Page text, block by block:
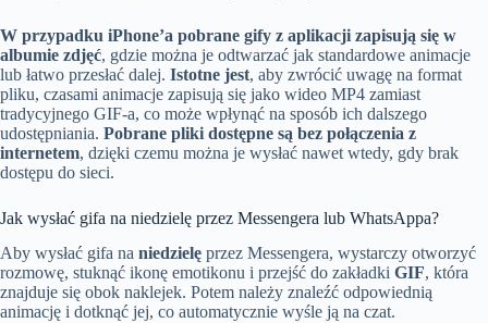
W przypadku iPhone’a pobrane gify z aplikacji zapisują się w
albumie zdjęć, gdzie można je odtwarzać jak standardowe animacje
lub łatwo przesłać dalej. Istotne jest, aby zwrócić uwagę na format
pliku, czasami animacje zapisują się jako wideo MP4 zamiast
tradycyjnego GIF-a, co może wpłynąć na sposób ich dalszego
udostępniania. Pobrane pliki dostępne są bez połączenia z
internetem, dzięki czemu można je wysłać nawet wtedy, gdy brak
dostępu do sieci.
Jak wysłać gifa na niedzielę przez Messengera lub WhatsAppa?
Aby wysłać gifa na niedzielę przez Messengera, wystarczy otworzyć
rozmowę, stuknąć ikonę emotikonu i przejść do zakładki GIF, która
znajduje się obok naklejek. Potem należy znaleźć odpowiednią
animację i dotknąć jej, co automatycznie wyśle ją na czat.